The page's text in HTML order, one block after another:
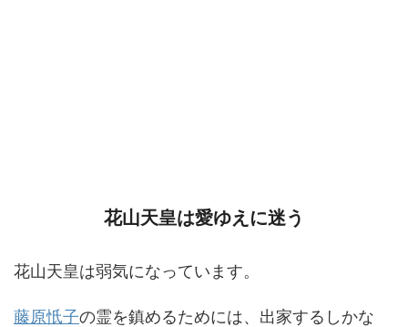
花山天皇は愛ゆえに迷う
花山天皇は弱気になっています。
藤原忯子の霊を鎮めるためには、出家するしかな